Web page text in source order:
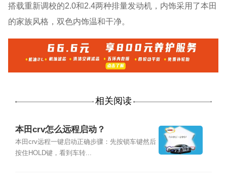
搭载重新调校的2.0和2.4两种排量发动机，内饰采用了本田
的家族风格，双色内饰温和干净。
相关阅读
本田crv怎么远程启动？
本田crv远程一键启动正确步骤：先按锁车键然后
按住HOLD键，看到车转...